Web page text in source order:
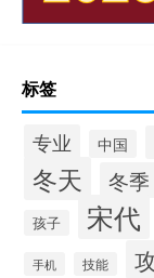
标签
专业 中国
冬天 冬季
孩子 宋代
手机 技能